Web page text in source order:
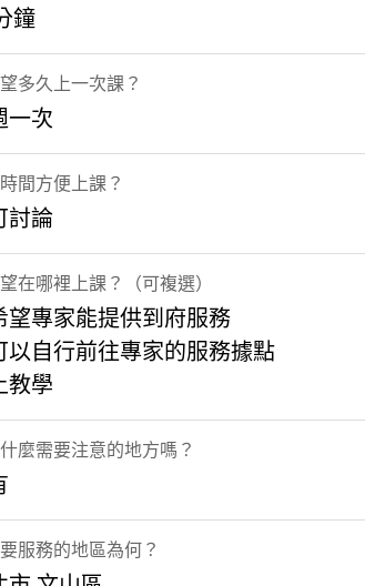
鐘
多久上一次課？
一次
間方便上課？
討論
在哪裡上課？（可複選）
望專家能提供到府服務
以自行前往專家的服務據點
教學
麼需要注意的地方嗎？
服務的地區為何？